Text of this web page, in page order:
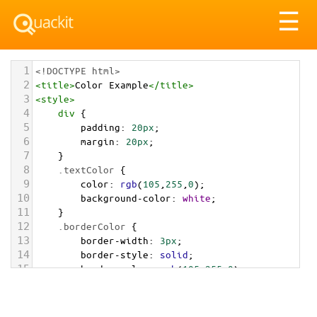
☰
1 <!DOCTYPE html>
2 <title>Color Example</title>
3 <style>
4 div {
5 padding: 20px;
6 margin: 20px;
7 }
8 .textColor {
9 color: rgb(105 255 0);
10 background-color: white;
11 }
12 .borderColor {
13 border-width: 3px;
14 border-style: solid;
15 border-color: rgb(105,255,0);